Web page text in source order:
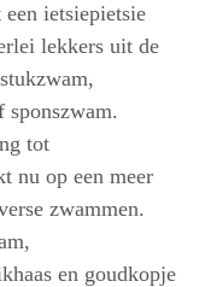
ietsiepietsie
lekkers uit de
sponszwam.
tot
nu op een meer
zwammen.
en goudkopje